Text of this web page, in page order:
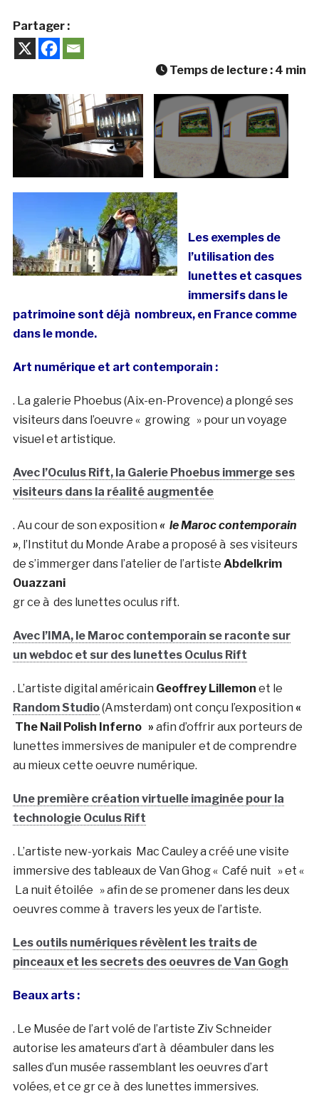
Partager :
Temps de lecture : 4 min
Les exemples de
l’utilisation des
lunettes et casques
immersifs dans le
patrimoine sont déjà nombreux, en France comme
dans le monde.
Art numérique et art contemporain :
. La galerie Phoebus (Aix-en-Provence) a plongé ses
visiteurs dans l’oeuvre « growing » pour un voyage
visuel et artistique.
Avec l’Oculus Rift, la Galerie Phoebus immerge ses
visiteurs dans la réalité augmentée
. Au cour de son exposition « le Maroc contemporain
», l’Institut du Monde Arabe a proposé à ses visiteurs
de s’immerger dans l’atelier de l’artiste Abdelkrim
Ouazzani
gr ce à des lunettes oculus rift.
Avec l’IMA, le Maroc contemporain se raconte sur
un webdoc et sur des lunettes Oculus Rift
. L’artiste digital américain Geoffrey Lillemon et le
Random Studio(Amsterdam) ont conçu l’exposition «
The Nail Polish Inferno » afin d’offrir aux porteurs de
lunettes immersives de manipuler et de comprendre
au mieux cette oeuvre numérique.
Une première création virtuelle imaginée pour la
technologie Oculus Rift
. L’artiste new-yorkais Mac Cauley a créé une visite
immersive des tableaux de Van Ghog « Café nuit » et «
La nuit étoilée » afin de se promener dans les deux
oeuvres comme à travers les yeux de l’artiste.
Les outils numériques révèlent les traits de
pinceaux et les secrets des oeuvres de Van Gogh
Beaux arts :
. Le Musée de l’art volé de l’artiste Ziv Schneider
autorise les amateurs d’art à déambuler dans les
salles d’un musée rassemblant les oeuvres d’art
volées, et ce gr ce à des lunettes immersives.